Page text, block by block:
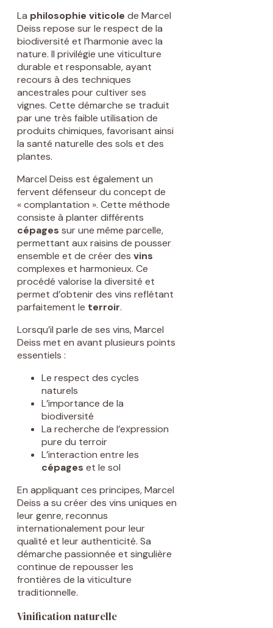
La philosophie viticole de Marcel
Deiss repose sur le respect de la
biodiversité et l’harmonie avec la
nature. Il privilégie une viticulture
durable et responsable, ayant
recours à des techniques
ancestrales pour cultiver ses
vignes. Cette démarche se traduit
par une très faible utilisation de
produits chimiques, favorisant ainsi
la santé naturelle des sols et des
plantes.
Marcel Deiss est également un
fervent défenseur du concept de
« complantation ». Cette méthode
consiste à planter différents
cépages sur une même parcelle,
permettant aux raisins de pousser
ensemble et de créer des vins
complexes et harmonieux. Ce
procédé valorise la diversité et
permet d’obtenir des vins reflétant
parfaitement le terroir.
Lorsqu’il parle de ses vins, Marcel
Deiss met en avant plusieurs points
essentiels :
Le respect des cycles
naturels
L’importance de la
biodiversité
La recherche de l’expression
pure du terroir
L’interaction entre les
cépages et le sol
En appliquant ces principes, Marcel
Deiss a su créer des vins uniques en
leur genre, reconnus
internationalement pour leur
qualité et leur authenticité. Sa
démarche passionnée et singulière
continue de repousser les
frontières de la viticulture
traditionnelle.
Vinification naturelle